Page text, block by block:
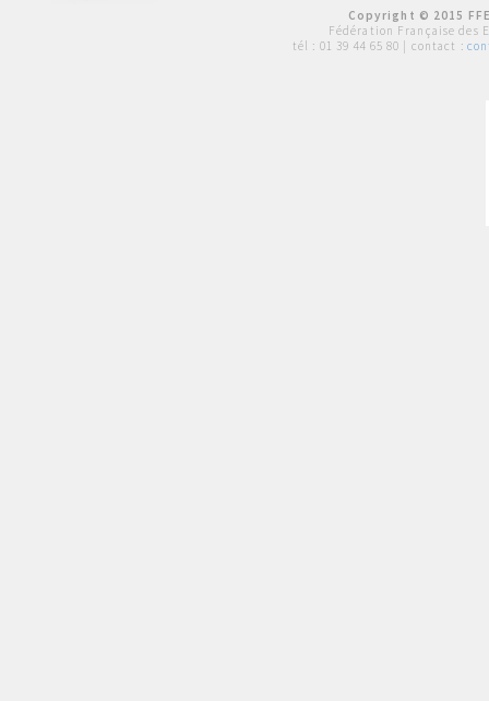
Copyright © 2015
Fédération Française des
tél : 01 39 44 65 80 | contact :